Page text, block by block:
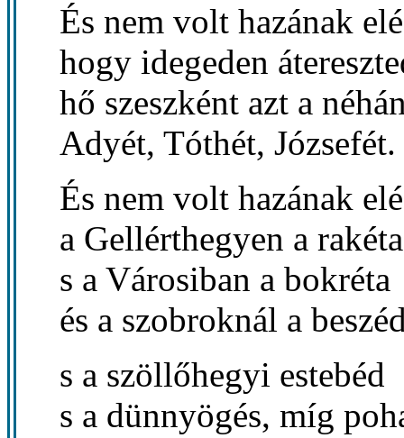
És nem volt hazának
hogy idegeden
hő szeszként azt a
Adyét, Tóthét, Józsefét.
És nem volt hazának
a Gellérthegyen a rakéta
s a Városiban a bokréta
és a szobroknál a
s a szöllőhegyi estebéd
s a dünnyögés, míg